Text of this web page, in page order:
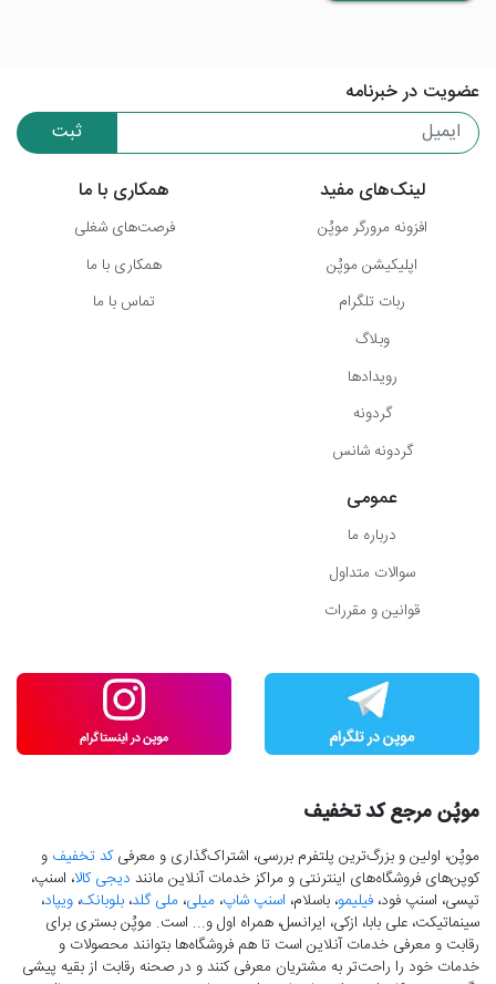
عضویت در خبرنامه
ثبت
لینک‌های مفید
افزونه مرورگر موپُن
اپلیکیشن موپُن
ربات تلگرام
وبلاگ
رویدادها
گردونه
گردونه شانس
همکاری با ما
فرصت‌های شغلی
همکاری با ما
تماس با ما
عمومی
درباره ما
سوالات متداول
قوانین و مقررات
موپُن مرجع کد تخفیف
موپُن، اولین و بزرگ‌ترین پلتفرم بررسی، اشتراک‌گذاری و معرفیکد تخفیف و
کوپن‌های فروشگاه‌های اینترنتی و مراکز خدمات آنلاین مانند دیجی کالا، اسنپ،
تپسی، اسنپ فود، فیلیمو، باسلام، اسنپ شاپ، میلی، ملی گلد، بلوبانک، ویپاد،
سینماتیکت، علی بابا، ازکی، ایرانسل، همراه اول و... است. موپُن بستری برای
رقابت و معرفی خدمات آنلاین است تا هم فروشگاه‌ها بتوانند محصولات و
خدمات خود را راحت‌تر به مشتریان معرفی کنند و در صحنه رقابت از بقیه پیشی